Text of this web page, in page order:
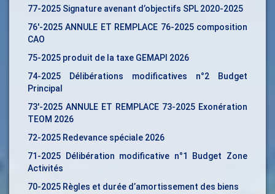
77-2025 Signature avenant d’objectifs SPL 2020-2025
76′-2025 ANNULE ET REMPLACE 76-2025 composition
CAO
75-2025 produit de la taxe GEMAPI 2026
74-2025 Délibérations modificatives n°2 Budget
Principal
73′-2025 ANNULE ET REMPLACE 73-2025 Exonération
TEOM 2026
72-2025 Redevance spéciale 2026
71-2025 Délibération modificative n°1 Budget Zone
Activités
70-2025 Règles et durée d’amortissement des biens